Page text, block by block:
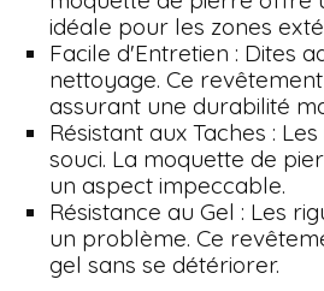
idéale pour les zones
Facile d'Entretien : Dites
nettoyage. Ce
assurant une durabilité
Résistant aux Taches :
souci. La moquette de
un aspect impeccable.
Résistance au Gel : Les
un problème. Ce
gel sans se détériorer.